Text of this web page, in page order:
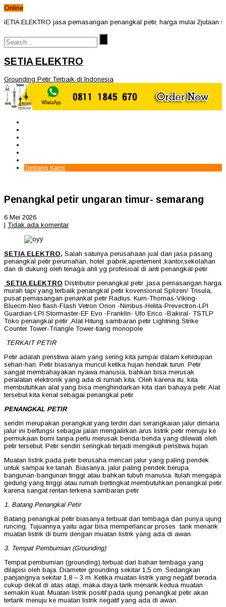
Online
ELEKTRO jasa pemasangan penangkal petir, harga mulai 2jutaan
SETIA ELEKTRO
Grounding Petir Terbaik di Indonesia
Tentang Kami
Penangkal petir ungaran timur- semarang
6 Mei 2026
| Tidak ada komentar
SETIA ELEKTRO, Salah satunya perusahaan jual dan jasa pasang
penangkal petir perumahan, hotel ,pabrik,apertement ,kantor,sekolahan
dan di dukung oleh tenaga ahli yg profesioal di anti penangkal petir
SETIA ELEKTRO Distributor penangkal petir ,jasa pemasangan harga
murah tapi yang terbaik penangkal petir kovensional Splizen/ Trisula,
pusat pemasangan penankal petir Radius. Kurn-Thomas-Viking-
Bluecrn-Neo flash-Flash Vetron Orion -Nimbus-Helita-Prevectron-LPI
Guardian-LPI Stormaster-EF Evo -Franklin- Ufo Erico -Bakiral- TSTLP
Toko penangkal petir ,Alat Hitung sambaran petir Lightning Strike
Counter Tower-Triangle Tower-tiang monopole
TERKAIT PETIR
Petir adalah peristiwa alam yang sering kita jumpai dalam kehidupan
sehari-hari. Petir biasanya muncul ketika hujan hendak turun. Petir
sangat membahayakan nyawa manusia, bahkan bisa merusak
peralatan elektronik yang ada di rumah kita. Oleh karena itu, kita
membutuhkan alat yang bisa menghindarkan kita dari bahaya petir. Alat
tersebut kita kenal sebagai penangkal petir.
PENANGKAL PETIR
sendiri merupakan perangkat yang terdiri dari serangkaian jalur dimana
jalur ini berfungsi sebagai jalan mengalirkan arus listrik petir menuju ke
permukaan bumi tanpa perlu merusak benda-benda yang dilewati oleh
petir tersebut. Petir sendiri seringkali terjadi mengikuti peristiwa hujan.
Muatan listrik pada petir berusaha mencari jalur yang paling pendek
untuk sampai ke tanah. Biasanya, jalur paling pendek berupa
bangunan-bangunan tinggi atau bahkan tubuh manusia. Itulah mengapa
gedung yang tinggi atau rumah bertingkat membutuhkan penangkal petir
karena sangat rentan terkena sambaran petir.
1. Batang Penangkal Petir
Batang penangkal petir biasanya terbuat dari tembaga dan punya ujung
runcing. Tujuannya yaitu agar bisa memperlancar proses tarik menarik
muatan listrik di bumi dengan muatan listrik yang ada di awan.
3. Tempat Pembumian (Grounding)
Tempat pembumian (grounding) terbuat dari bahan tembaga yang
dilapisi oleh baja. Diameter grounding sekitar 1,5 cm. Sedangkan
panjangnya sekitar 1,8 – 3 m. Ketika muatan listrik yang negatif berada
cukup dekat di atas atap, maka daya tarik menarik kedua muatan
semakin kuat. Muatan listrik positif pada ujung penangkal petir akan
tertarik menuju ke muatan listrik negatif yang ada di awan.